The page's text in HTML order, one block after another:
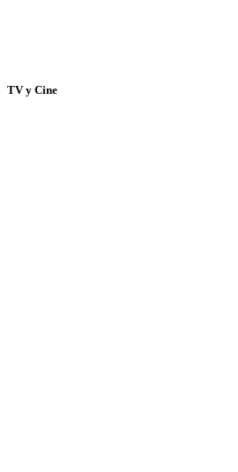
TV y Cine